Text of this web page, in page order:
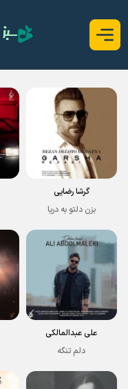
گرشا رضایی
بزن دلتو به دریا
علی عبدالمالکی
دلم تنگه